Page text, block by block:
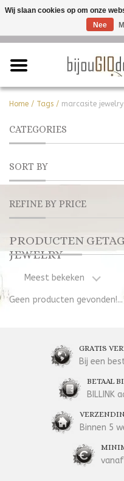
Home / Tags / marcasite jewelry
CATEGORIES
SORT BY
REFINE BY PRICE
PRODUCTEN
JEWELRY
Meest bekeken
Geen producten gevonden!...
GRATIS
Bij een
BETAAL
BILLINK
Binnen 5
Wij slaan cookies op om onze
Nee